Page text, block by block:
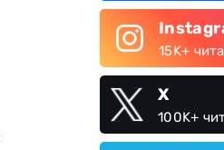
15K+
X
100K+